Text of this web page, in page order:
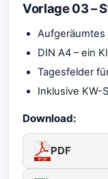
Vorlage 03 –
Aufgeräumtes
DIN A4 – ein
Tagesfelder
Inklusive KW-
Download:
PDF